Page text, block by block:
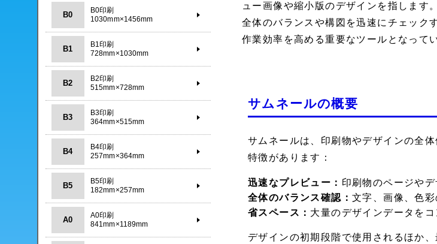
ュー画像や縮小版のデザインを指します
全体のバランスや構図を迅速にチェック
作業効率を高める重要なツールとなって
サムネールの概要
サムネールは、印刷物やデザインの全
特徴があります：
迅速なプレビュー： 印刷物のページや
全体のバランス確認： 文字、画像、色
省スペース： 大量のデザインデータを
デザインの初期段階で使用されるほか
B0
B0印刷
1030mm×1456mm
B1
B1印刷
728mm×1030mm
B2
B2印刷
515mm×728mm
B3
B3印刷
364mm×515mm
B4
B4印刷
257mm×364mm
B5
B5印刷
182mm×257mm
A0
A0印刷
841mm×1189mm